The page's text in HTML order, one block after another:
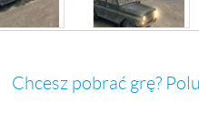
Chcesz pobrać grę?